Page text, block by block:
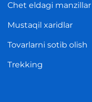
Chet eldagi manzillar
Mustaqil xaridlar
Tovarlarni sotib olish
Trekking